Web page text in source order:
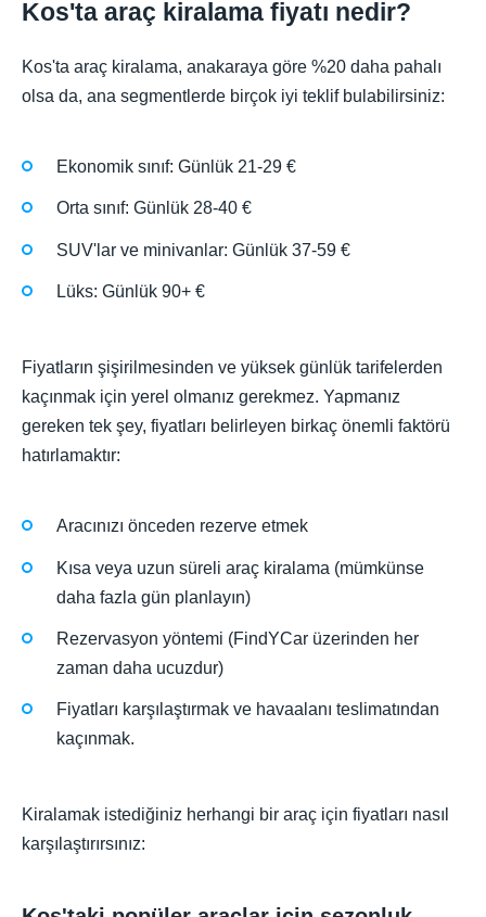
Kos'ta araç kiralama fiyatı nedir?
Kos'ta araç kiralama, anakaraya göre %20 daha pahalı
olsa da, ana segmentlerde birçok iyi teklif bulabilirsiniz:
Ekonomik sınıf: Günlük 21-29 €
Orta sınıf: Günlük 28-40 €
SUV'lar ve minivanlar: Günlük 37-59 €
Lüks: Günlük 90+ €
Fiyatların şişirilmesinden ve yüksek günlük tarifelerden
kaçınmak için yerel olmanız gerekmez. Yapmanız
gereken tek şey, fiyatları belirleyen birkaç önemli faktörü
hatırlamaktır:
Aracınızı önceden rezerve etmek
Kısa veya uzun süreli araç kiralama (mümkünse
daha fazla gün planlayın)
Rezervasyon yöntemi (FindYCar üzerinden her
zaman daha ucuzdur)
Fiyatları karşılaştırmak ve havaalanı teslimatından
kaçınmak.
Kiralamak istediğiniz herhangi bir araç için fiyatları nasıl
karşılaştırırsınız: